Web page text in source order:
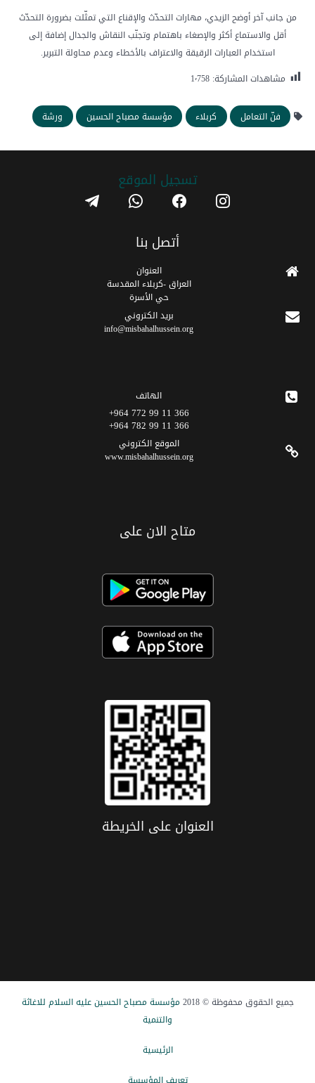
من جانب آخر أوضح الزيدي، مهارات التحدّث والإقناع التي تمثّلت بضرورة التحدّث
أقل والاستماع أكثر والإصغاء باهتمام وتجنّب النقاش والجدال إضافة إلى
استخدام العبارات الرقيقة والاعتراف بالأخطاء وعدم محاولة التبرير.
مشاهدات المشاركة: 1٬758
فنّ التعامل كربلاء مؤسسة مصباح الحسين ورشة
تسجیل الموقع instagram
facebook
whatsapp
telegram
أتصل بنا
العنوان
العراق -كربلاء المقدسة
حي الأسرة
برید الکتروني
info@misbahalhussein.org
الهاتف
366 11 99 772 964+
366 11 99 782 964+
الموقع الکتروني
www.misbahalhussein.org
متاح الان على
العنوان علی الخریطة
جميع الحقوق محفوظة © 2018
مؤسسة مصباح الحسین علیه السلام للاغاثة
والتنمیة
الرئيسیة